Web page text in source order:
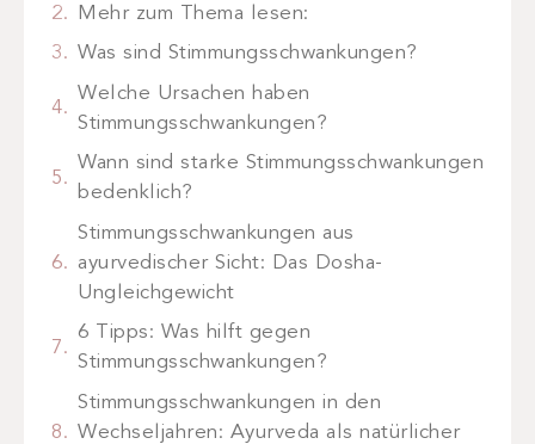
Mehr zum Thema lesen:
Was sind Stimmungsschwankungen?
Welche Ursachen haben
Stimmungsschwankungen?
Wann sind starke Stimmungsschwankungen
bedenklich?
Stimmungsschwankungen aus
ayurvedischer Sicht: Das Dosha-
Ungleichgewicht
6 Tipps: Was hilft gegen
Stimmungsschwankungen?
Stimmungsschwankungen in den
Wechseljahren: Ayurveda als natürlicher